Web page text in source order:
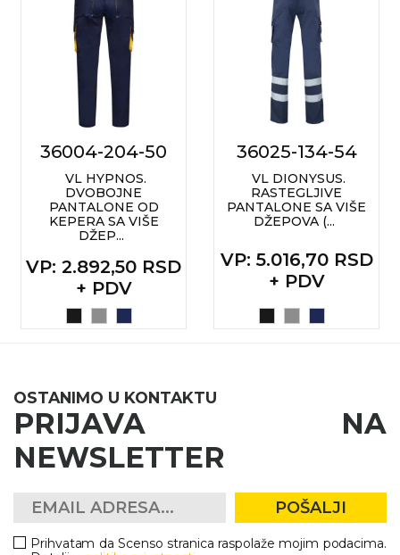
36004-204-50
VL HYPNOS.
DVOBOJNE
PANTALONE OD
KEPERA SA VIŠE
DŽEP...
VP: 2.892,50 RSD
+ PDV
36025-134-54
VL DIONYSUS.
RASTEGLJIVE
PANTALONE SA VIŠE
DŽEPOVA (...
VP: 5.016,70 RSD
+ PDV
OSTANIMO U KONTAKTU
PRIJAVA NA
NEWSLETTER
POŠALJI
Prihvatam da Scenso stranica raspolaže mojim podacima.